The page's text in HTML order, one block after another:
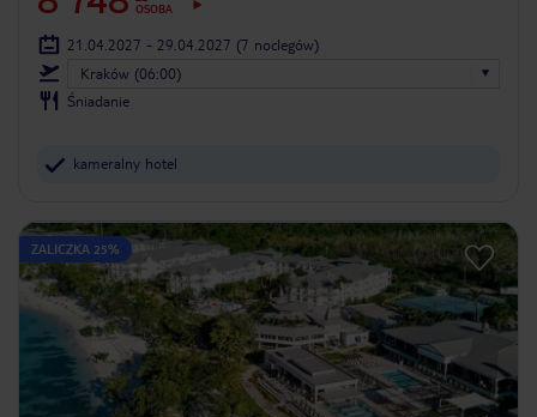
OSOBA
21.04.2027 - 29.04.2027 (7 noclegów)
Kraków (06:00)
Śniadanie
kameralny hotel
ZALICZKA 25%